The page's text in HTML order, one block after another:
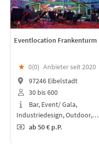
Eventlocation Frankenturm
★ 0(0) Anbieter seit 2020
97246 Eibelstadt
30 bis 600
Bar, Event/ Gala,
Industriedesign, Outdoor,…
ab50 € p.P.